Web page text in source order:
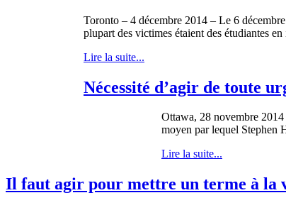
Toronto – 4 décembre 2014 – Le 6
plupart des victimes étaient des étudiantes
Lire la suite...
Nécessité d’agir de toute
Ottawa, 28 novembre
moyen par lequel Stephen
Lire la suite...
Il faut agir pour mettre un terme à la